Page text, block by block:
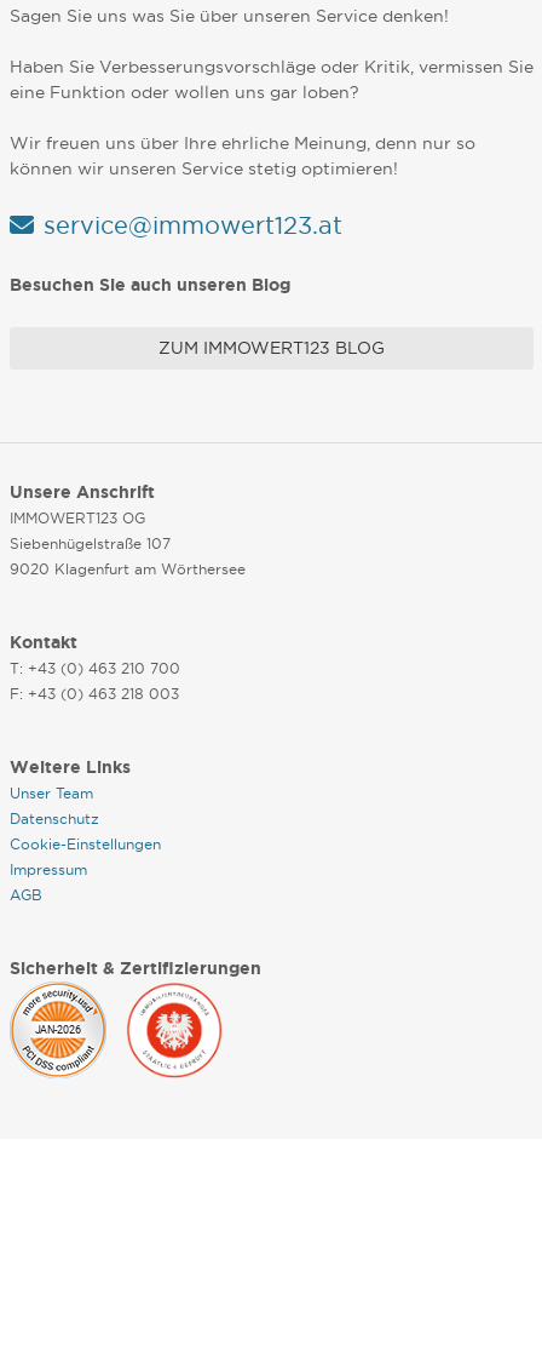
Sagen Sie uns was Sie über unseren Service denken!
Haben Sie Verbesserungsvorschläge oder Kritik, vermissen Sie
eine Funktion oder wollen uns gar loben?
Wir freuen uns über Ihre ehrliche Meinung, denn nur so
können wir unseren Service stetig optimieren!
service@immowert123.at
Besuchen Sie auch unseren Blog
ZUM IMMOWERT123 BLOG
Unsere Anschrift
IMMOWERT123 OG
Siebenhügelstraße 107
9020 Klagenfurt am Wörthersee
Kontakt
T: +43 (0) 463 210 700
F: +43 (0) 463 218 003
Weitere Links
Unser Team
Datenschutz
Cookie-Einstellungen
Impressum
AGB
Sicherheit & Zertifizierungen